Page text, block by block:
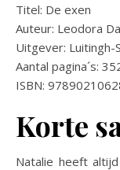
Titel: De exen
Auteur: Leodora
Uitgever: Luitingh-
Aantal pagina´s:
ISBN:
Korte
Natalie heeft